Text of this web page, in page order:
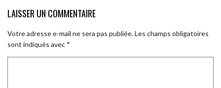
LAISSER UN COMMENTAIRE
Votre adresse e-mail ne sera pas publiée.Les champs obligatoires
sont indiqués avec *